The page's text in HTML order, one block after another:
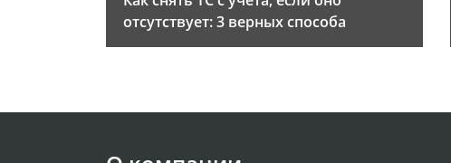
отсутствует: 3 верных способа